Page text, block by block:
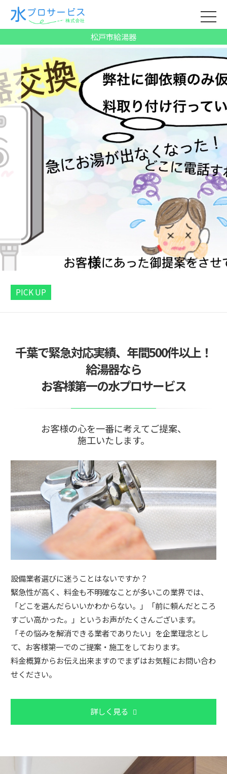
松戸市給湯器
PICK UP
千葉で緊急対応実績、年間500件以上！
給湯器なら
お客様第一の水プロサービス
お客様の心を一番に考えてご提案、
施工いたします。
設備業者選びに迷うことはないですか？
緊急性が高く、料金も不明確なことが多いこの業界では、
「どこを選んだらいいかわからない。」「前に頼んだところ
すごい高かった。」というお声がたくさんございます。
「その悩みを解消できる業者でありたい」を企業理念とし
て、お客様第一でのご提案・施工をしております。
料金概算からお伝え出来ますのでまずはお気軽にお問い合わ
せください。
詳しく見る